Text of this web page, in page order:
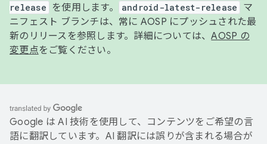
release
を使用します。 android-latest-release
マ
ニフェスト ブランチは、常に AOSP にプッシュされた最
新のリリースを参照します。詳細については、AOSP の
変更点をご覧ください。
Google は AI 技術を使用して、コンテンツをご希望の言
語に翻訳しています。AI 翻訳には誤りが含まれる場合が